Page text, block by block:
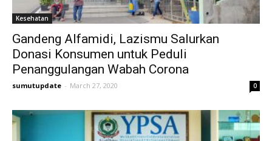
Kesehatan
Gandeng Alfamidi, Lazismu Salurkan
Donasi Konsumen untuk Peduli
Penanggulangan Wabah Corona
sumutupdate - March 27, 2020 0